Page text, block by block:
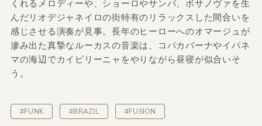
くれるメロディーや、ショーロやサンバ、ボサノヴァを生
んだリオデジャネイロの街特有のリラックスした間合いを
感じさせる演奏が見事。長年のヒーローへのオマージュが
滲み出た真摯なルーカスの音楽は、コパカバーナやイパネ
マの海辺でカイピリーニャをやりながら昼寝が似合いそ
う。
#FUNK #BRAZIL #FUSION